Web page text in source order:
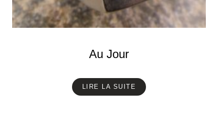
Au Jour
LIRE LA SUITE